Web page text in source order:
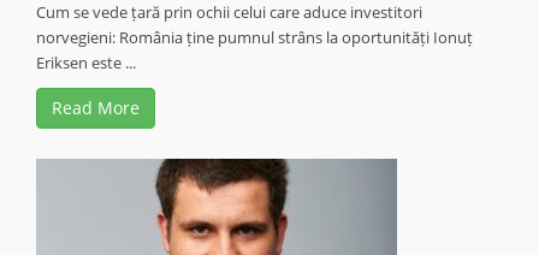
Cum se vede țară prin ochii celui care aduce investitori
norvegieni: România ține pumnul strâns la oportunități Ionuț
Eriksen este ...
Read More